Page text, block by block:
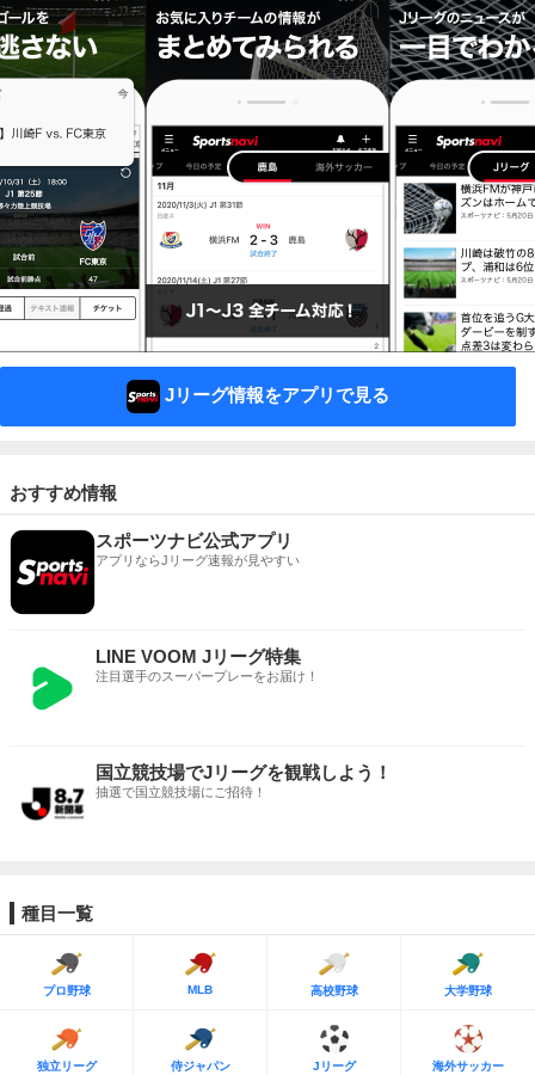
Jリーグ情報をアプリで見る
おすすめ情報
スポーツナビ公式アプリ
アプリならJリーグ速報が見やすい
LINE VOOM Jリーグ特集
注目選手のスーパープレーをお届け！
国立競技場でJリーグを観戦しよう！
抽選で国立競技場にご招待！
種目一覧
プロ野球 MLB 高校野球 大学野球
独立リーグ 侍ジャパン Jリーグ 海外サッカー